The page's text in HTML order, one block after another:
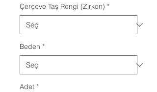
Çerçeve Taş Rengi (Zirkon) *
Beden *
Adet *